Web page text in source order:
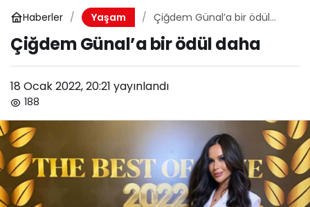
Haberler Yaşam
Çiğdem Günal’a bir ödül
Çiğdem Günal’a bir ödül daha
18 Ocak 2022, 20:21 yayınlandı
188